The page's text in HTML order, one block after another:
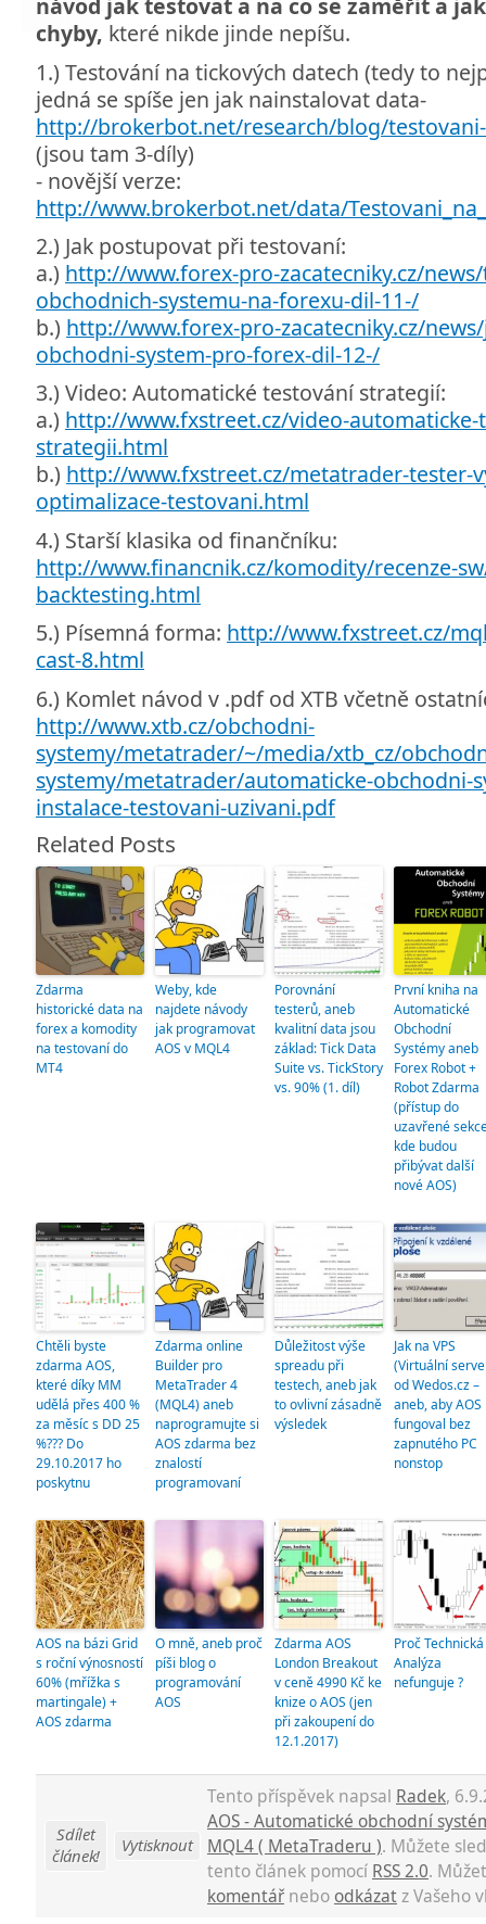
návod jak testovat a na co se zaměřit a
chyby, které nikde jinde nepíšu.
1.) Testování na tickových datech (tedy to
jedná se spíše jen jak nainstalovat data-
http://brokerbot.net/research/blog/
(jsou tam 3-díly)
- novější verze:
http://www.brokerbot.net/data/
2.) Jak postupovat při testovaní:
a.) http://www.forex-pro-zacatecniky.cz/
obchodnich-systemu-na-forexu-dil-11-/
b.) http://www.forex-pro-zacatecniky.cz/
obchodni-system-pro-forex-dil-12-/
3.) Video: Automatické testování strategií:
a.) http://www.fxstreet.cz/video-automaticke-
strategii.html
b.) http://www.fxstreet.cz/metatrader-tester-
optimalizace-testovani.html
4.) Starší klasika od finančníku:
http://www.financnik.cz/komodity/recenze-
backtesting.html
5.) Písemná forma: http://www.fxstreet.cz/
cast-8.html
6.) Komlet návod v .pdf od XTB včetně
http://www.xtb.cz/obchodni-
systemy/metatrader/~/media/xtb_cz/
systemy/metatrader/automaticke-obchodni-
instalace-testovani-uzivani.pdf
Related Posts
Zdarma
historické data na
forex a komodity
na testovaní do
MT4
Weby, kde
najdete návody
jak programovat
AOS v MQL4
Porovnání
testerů, aneb
kvalitní data jsou
základ: Tick Data
Suite vs. TickStory
vs. 90% (1. díl)
První kniha na
Automatické
Obchodní
Systémy aneb
Forex Robot +
Robot Zdarma
(přístup do
uzavřené
kde budou
přibývat další
nové AOS)
Chtěli byste
zdarma AOS,
které díky MM
udělá přes 400 %
za měsíc s DD 25
%??? Do
29.10.2017 ho
poskytnu
Zdarma online
Builder pro
MetaTrader 4
(MQL4) aneb
naprogramujte si
AOS zdarma bez
znalostí
programovaní
Důležitost výše
spreadu při
testech, aneb jak
to ovlivní zásadně
výsledek
Jak na VPS
(Virtuální
od Wedos.cz –
aneb, aby AOS
fungoval bez
zapnutého PC
nonstop
AOS na bázi Grid
s roční výnosností
60% (mřížka s
martingale) +
AOS zdarma
O mně, aneb proč
píši blog o
programování
AOS
Zdarma AOS
London Breakout
v ceně 4990 Kč ke
knize o AOS (jen
při zakoupení do
12.1.2017)
Proč Technická
Analýza
nefunguje ?
Sdílet
článek!
Vytisknout
Tento příspěvek napsal Radek,
AOS - Automatické obchodní
MQL4 ( MetaTraderu ). Můžete
tento článek pomocí RSS 2.0.
komentář nebo odkázatz Vašeho